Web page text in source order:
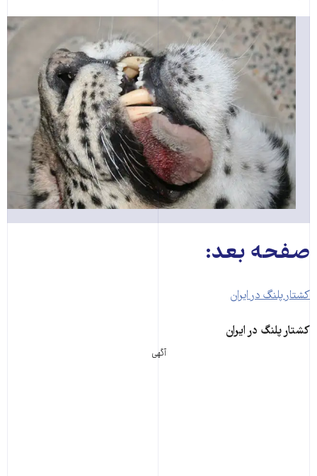
صفحه بعد:
کشتار پلنگ در ایران
کشتار پلنگ در ایران
آگهی